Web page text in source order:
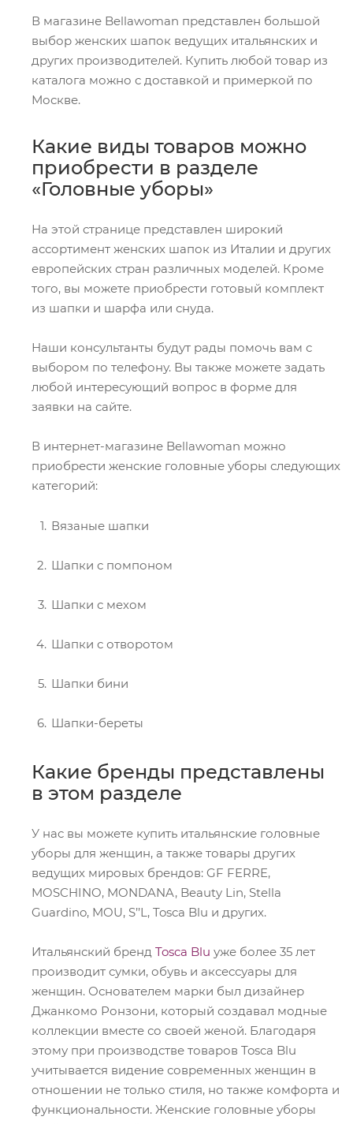
В магазине Bellawoman представлен большой
выбор женских шапок ведущих итальянских и
других производителей. Купить любой товар из
каталога можно с доставкой и примеркой по
Москве.
Какие виды товаров можно
приобрести в разделе
«Головные уборы»
На этой странице представлен широкий
ассортимент женских шапок из Италии и других
европейских стран различных моделей. Кроме
того, вы можете приобрести готовый комплект
из шапки и шарфа или снуда.
Наши консультанты будут рады помочь вам с
выбором по телефону. Вы также можете задать
любой интересующий вопрос в форме для
заявки на сайте.
В интернет-магазине Bellawoman можно
приобрести женские головные уборы следующих
категорий:
Вязаные шапки
Шапки с помпоном
Шапки с мехом
Шапки с отворотом
Шапки бини
Шапки-береты
Какие бренды представлены
в этом разделе
У нас вы можете купить итальянские головные
уборы для женщин, а также товары других
ведущих мировых брендов: GF FERRE,
MOSCHINO, MONDANA, Beauty Lin, Stella
Guardino, MOU, S’’L, Tosca Blu и других.
Итальянский бренд Tosca Blu уже более 35 лет
производит сумки, обувь и аксессуары для
женщин. Основателем марки был дизайнер
Джанкомо Ронзони, который создавал модные
коллекции вместе со своей женой. Благодаря
этому при производстве товаров Tosca Blu
учитывается видение современных женщин в
отношении не только стиля, но также комфорта и
функциональности. Женские головные уборы